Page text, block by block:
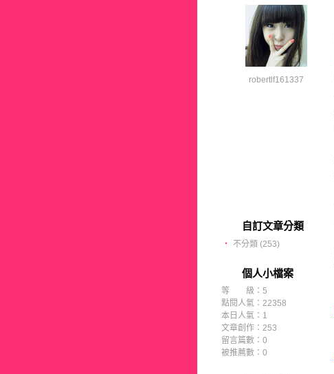
robertlf161337
自訂文章分類
‧ 不分類 (253)
個人小檔案
等 級：5
點閱人氣：22358
本日人氣：1
文章創作：253
留言篇數：0
被推薦數： 0